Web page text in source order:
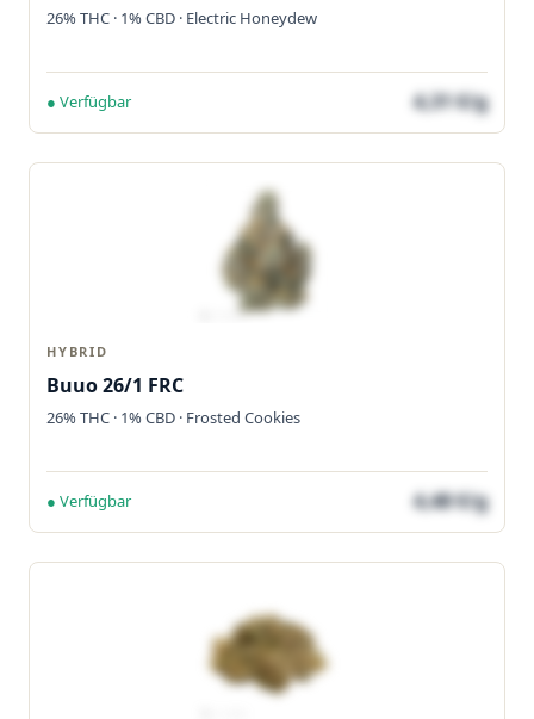
26% THC · 1% CBD · Electric Honeydew
● Verfügbar 4,31 €/g
HYBRID
Buuo 26/1 FRC
26% THC · 1% CBD · Frosted Cookies
● Verfügbar 4,48 €/g